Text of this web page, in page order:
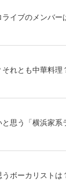
イブのメンバー
れとも中華料理
思う「横浜家系
ボーカリストは